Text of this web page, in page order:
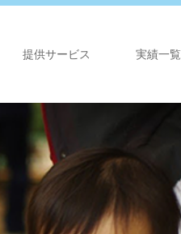
提供サービス 実績一覧